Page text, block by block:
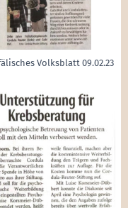
Volksblatt 09.02.23